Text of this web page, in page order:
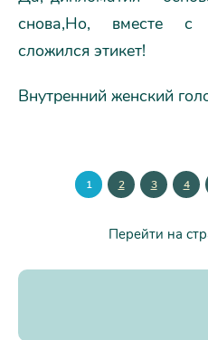
снова,Но, вместе с
сложился этикет!
Внутренний женский
1 2 3 4
Перейти на